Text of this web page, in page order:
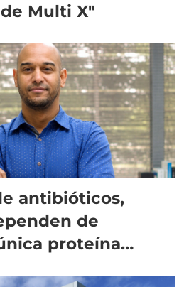
Multi X"
antibióticos,
de
proteína